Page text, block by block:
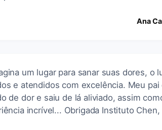
Ana
um lugar para sanar suas dores, o
e atendidos com excelência. Meu pai
de dor e saiu de lá aliviado, assim
incrível... Obrigada Instituto